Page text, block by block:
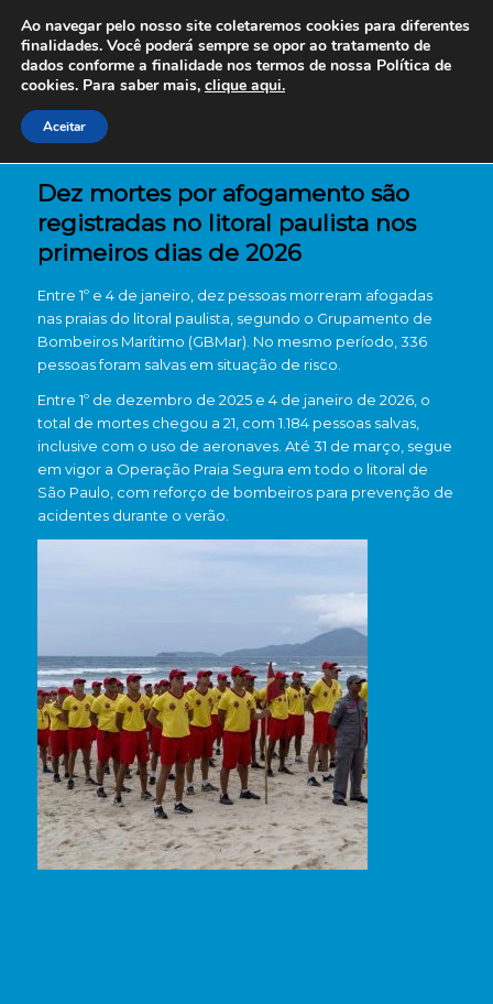
Dez mortes por afogamento são
registradas no litoral paulista nos
primeiros dias de 2026
Entre 1º e 4 de janeiro, dez pessoas morreram afogadas
nas praias do litoral paulista, segundo o Grupamento de
Bombeiros Marítimo (GBMar). No mesmo período, 336
pessoas foram salvas em situação de risco.
Entre 1º de dezembro de 2025 e 4 de janeiro de 2026, o
total de mortes chegou a 21, com 1.184 pessoas salvas,
inclusive com o uso de aeronaves. Até 31 de março, segue
em vigor a Operação Praia Segura em todo o litoral de
São Paulo, com reforço de bombeiros para prevenção de
acidentes durante o verão.
Ao navegar pelo nosso site coletaremos cookies para diferentes
finalidades. Você poderá sempre se opor ao tratamento de
dados conforme a finalidade nos termos de nossa Política de
cookies. Para saber mais, clique aqui.
Aceitar